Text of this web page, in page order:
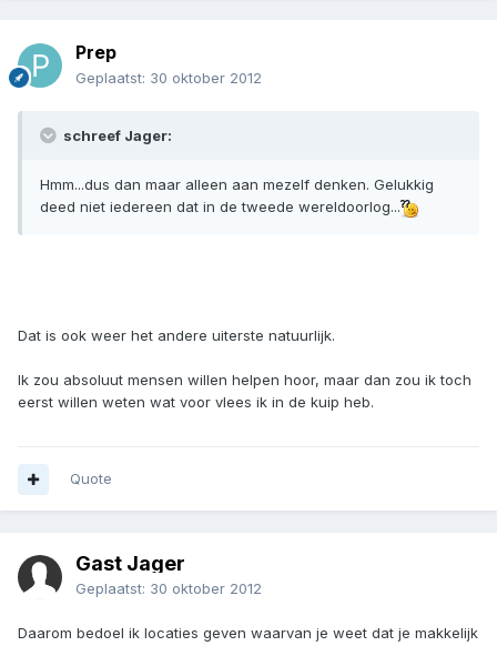
Prep
Geplaatst: 30 oktober 2012
schreef Jager:
Hmm...dus dan maar alleen aan mezelf denken. Gelukkig
deed niet iedereen dat in de tweede wereldoorlog...
Dat is ook weer het andere uiterste natuurlijk.
Ik zou absoluut mensen willen helpen hoor, maar dan zou ik toch
eerst willen weten wat voor vlees ik in de kuip heb.
Quote
Gast Jager
Geplaatst: 30 oktober 2012
Daarom bedoel ik locaties geven waarvan je weet dat je makkelijk